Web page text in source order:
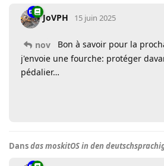
JoVPH 15 juin 2025
nov
Bon à savoir pour la
j'envoie une fourche: protéger
pédalier…
Dansdas moskitOS in den